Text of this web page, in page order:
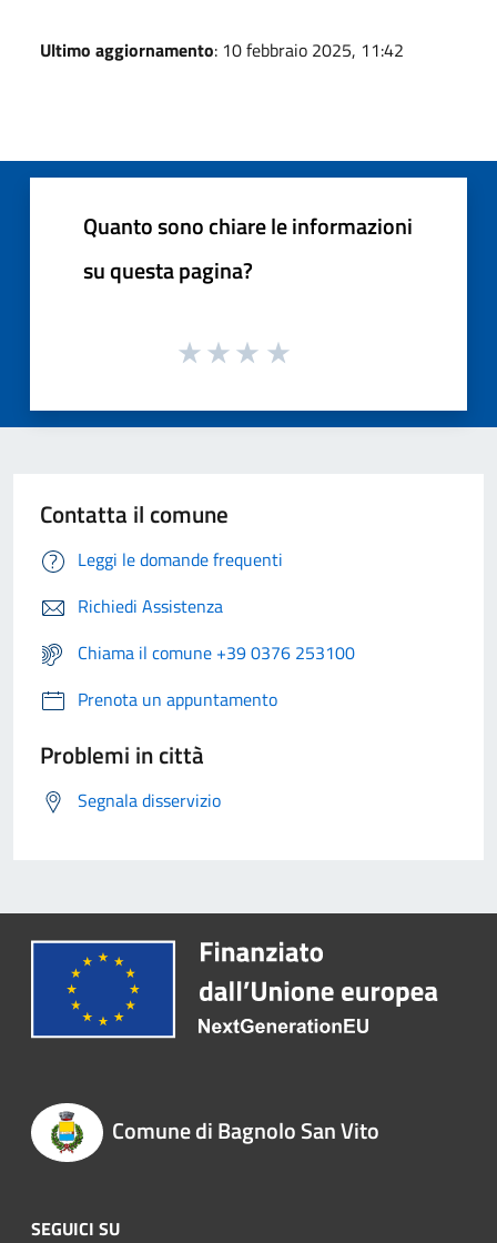
Ultimo aggiornamento: 10 febbraio 2025, 11:42
Quanto sono chiare le informazioni
su questa pagina?
Contatta il comune
Leggi le domande frequenti
Richiedi Assistenza
Chiama il comune +39 0376 253100
Prenota un appuntamento
Problemi in città
Segnala disservizio
Comune di Bagnolo San Vito
SEGUICI SU